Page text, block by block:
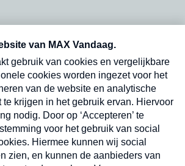
vrijdag- en dinsdagochtend in
Verzend